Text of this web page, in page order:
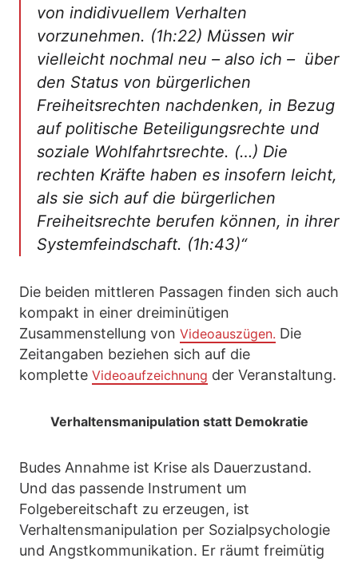
von indidivuellem Verhalten
vorzunehmen. (1h:22) Müssen wir
vielleicht nochmal neu – also ich – über
den Status von bürgerlichen
Freiheitsrechten nachdenken, in Bezug
auf politische Beteiligungsrechte und
soziale Wohlfahrtsrechte. (…) Die
rechten Kräfte haben es insofern leicht,
als sie sich auf die bürgerlichen
Freiheitsrechte berufen können, in ihrer
Systemfeindschaft. (1h:43)“
Die beiden mittleren Passagen finden sich auch
kompakt in einer dreiminütigen
Zusammenstellung von Videoauszügen. Die
Zeitangaben beziehen sich auf die
komplette Videoaufzeichnung der Veranstaltung.
Verhaltensmanipulation statt Demokratie
Budes Annahme ist Krise als Dauerzustand.
Und das passende Instrument um
Folgebereitschaft zu erzeugen, ist
Verhaltensmanipulation per Sozialpsychologie
und Angstkommunikation. Er räumt freimütig